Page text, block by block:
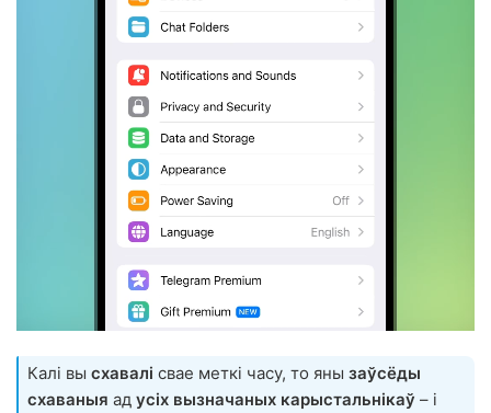
Калі вы схавалі свае меткі часу, то яны заўсёды
схаваныя ад усіх вызначаных карыстальнікаў – і